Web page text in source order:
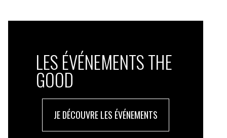
LES ÉVÉNEMENTS THE
GOOD
JE DÉCOUVRE LES ÉVÉNEMENTS